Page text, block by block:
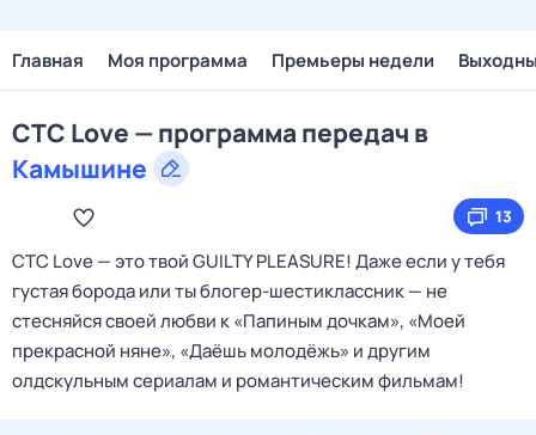
Главная Моя программа Премьеры недели
СТС Love — программа передач в
Камышине
13
СТС Love — это твой GUILTY PLEASURE! Даже если у тебя
густая борода или ты блогер-шестиклассник — не
стесняйся своей любви к «Папиным дочкам», «Моей
прекрасной няне», «Даёшь молодёжь» и другим
олдскульным сериалам и романтическим фильмам!